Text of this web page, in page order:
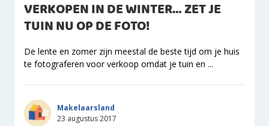
VERKOPEN IN DE WINTER… ZET JE
TUIN NU OP DE FOTO!
De lente en zomer zijn meestal de beste tijd om je huis
te fotograferen voor verkoop omdat je tuin en ...
Makelaarsland
23 augustus 2017